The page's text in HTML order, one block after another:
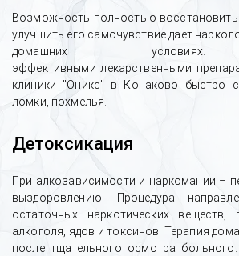
Возможность полностью
улучшить его самочувствие даёт
домашних условиях.
эффективными лекарственными
клиники "Оникс" в Конаково быстро
ломки, похмелья.
Детоксикация
При алкозависимости и наркомании –
выздоровлению. Процедура
остаточных наркотических веществ,
алкоголя, ядов и токсинов. Терапия
после тщательного осмотра